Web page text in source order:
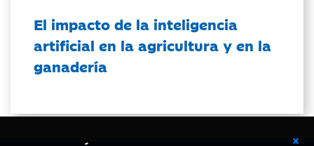
El impacto de la inteligencia
artificial en la agricultura y en la
ganadería